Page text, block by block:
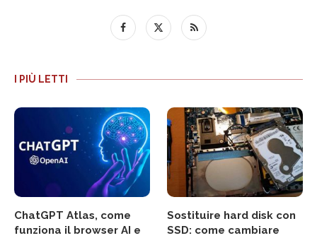
I PIÙ LETTI
ChatGPT Atlas, come
funziona il browser AI e
Sostituire hard disk con
SSD: come cambiare